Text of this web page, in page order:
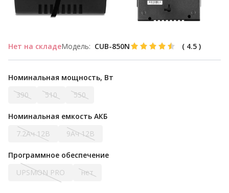
Нет на складеМодель: CUB-850N ( 4.5 )
Номинальная мощность, Вт
390
510 550
Номинальная емкость АКБ
7.2Ач 12В
9Ач 12В
Программное обеспечение
UPSMON PRO
нет